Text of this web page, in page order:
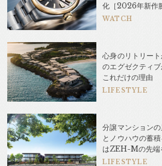
化［2026年新作
WATCH
心身のリトリー
のエグゼクティ
これだけの理由
LIFESTYLE
分譲マンション
とノウハウの蓄
はZEH-Mの先端
LIFESTYLE